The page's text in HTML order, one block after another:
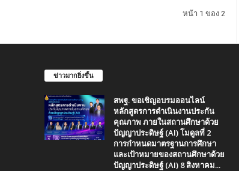
หน้า 1 ของ 2
ข่าวมากยิ่งขึ้น
สพฐ. ขอเชิญอบรมออนไลน์
หลักสูตรการดำเนินงานประกัน
คุณภาพ ภายในสถานศึกษาด้วย
ปัญญาประดิษฐ์ (AI) โมดูลที่ 2
การกำหนดมาตรฐานการศึกษา
และเป้าหมายของสถานศึกษาด้วย
ปัญญาประดิษฐ์ (AI) 8 สิงหาคม...